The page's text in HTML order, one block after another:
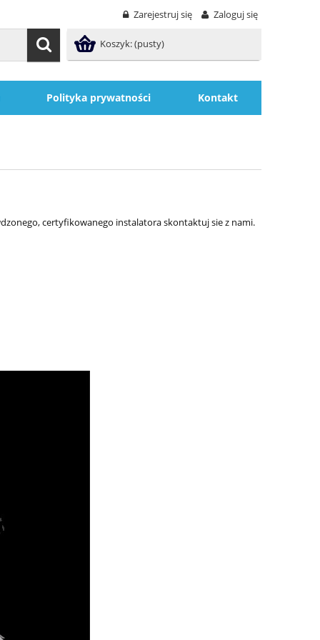
Zarejestruj się Zaloguj się
Koszyk:(pusty)
Polityka prywatności Kontakt
certyfikowanego instalatora skontaktuj sie z nami.